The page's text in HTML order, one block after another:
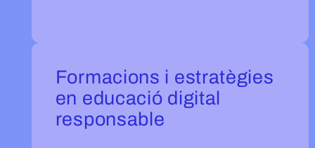
Formacions i estratègies
en educació digital
responsable